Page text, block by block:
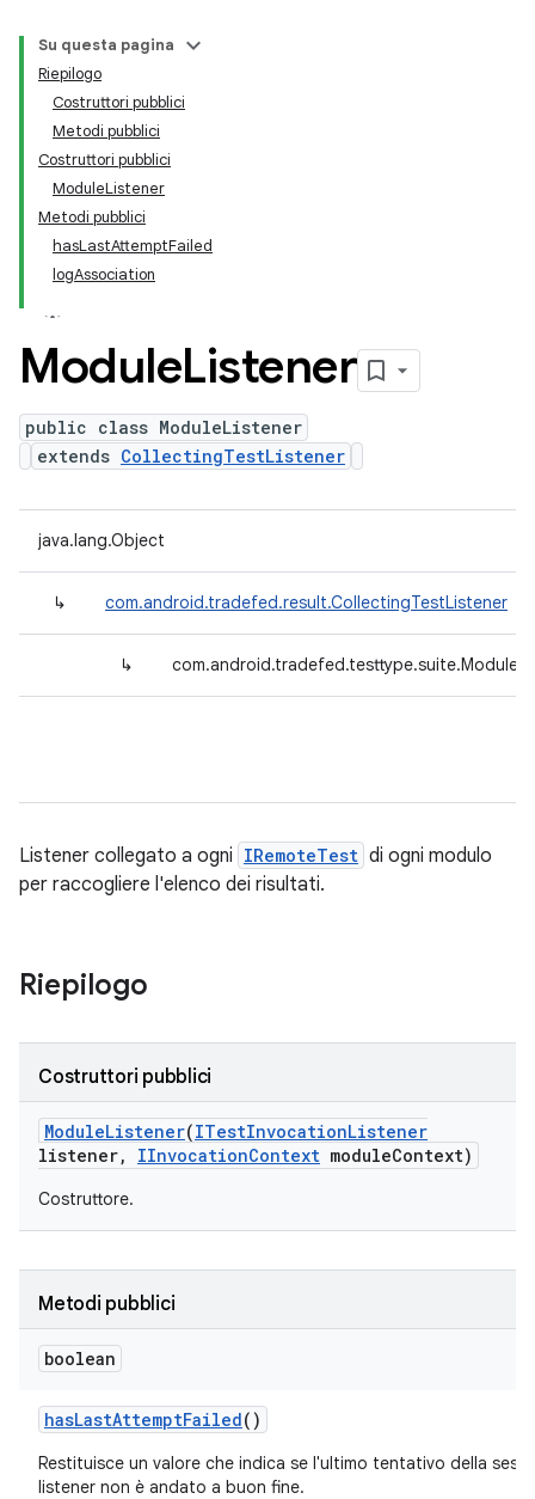
Su questa pagina
Riepilogo
Costruttori pubblici
Metodi pubblici
Costruttori pubblici
ModuleListener
Metodi pubblici
hasLastAttemptFailed
logAssociation
ModuleListener
public class ModuleListener
extends CollectingTestListener
java.lang.Object
↳ com.android.tradefed.result.CollectingTestListener
↳
Listener collegato a ogni IRemoteTest di ogni modulo
per raccogliere l'elenco dei risultati.
Riepilogo
Costruttori pubblici
ModuleListener(ITestInvocationListener
listener, IInvocationContext moduleContext)
Costruttore.
Metodi pubblici
boolean
hasLastAttemptFailed()
Restituisce un valore che indica se l'ultimo tentativo della
listener non è andato a buon fine.